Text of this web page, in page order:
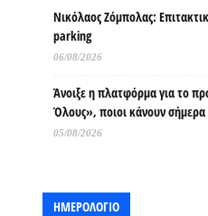
Νικόλαος Ζόμπολας:
parking
06/08/2026
Άνοιξε η πλατφόρμα για το
Όλους», ποιοι κάνουν σήμερα
05/08/2026
ΗΜΕΡΟΛΟΓΙΟ